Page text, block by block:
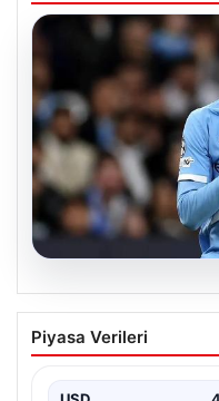
05.08.2026
Galatasaray’da
Manchester
Piyasa Verileri